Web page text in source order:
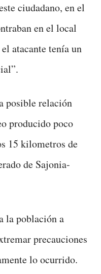
ciudadano, en el
en el local
atacante tenía un
posible relación
producido poco
15 kilometros de
de Sajonia-
la población a
precauciones
lo ocurrido.